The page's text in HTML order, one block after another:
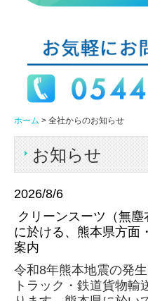
当社経営理念
アクセス
ピュアーブライト・タミ
情報
設備紹介
事業内容
バリューブライト(株)設備
採用情報
ホーム 全社からのお知らせ
お知らせ
2026/8/6
クリーンスーツ（無
に於ける、熊本県方面・
案内
令和8年熊本地震の発
トラック・鉄道貨物輸